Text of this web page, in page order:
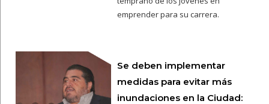
emprender para su carrera.
Se deben implementar
medidas para evitar más
inundaciones en la Ciudad: